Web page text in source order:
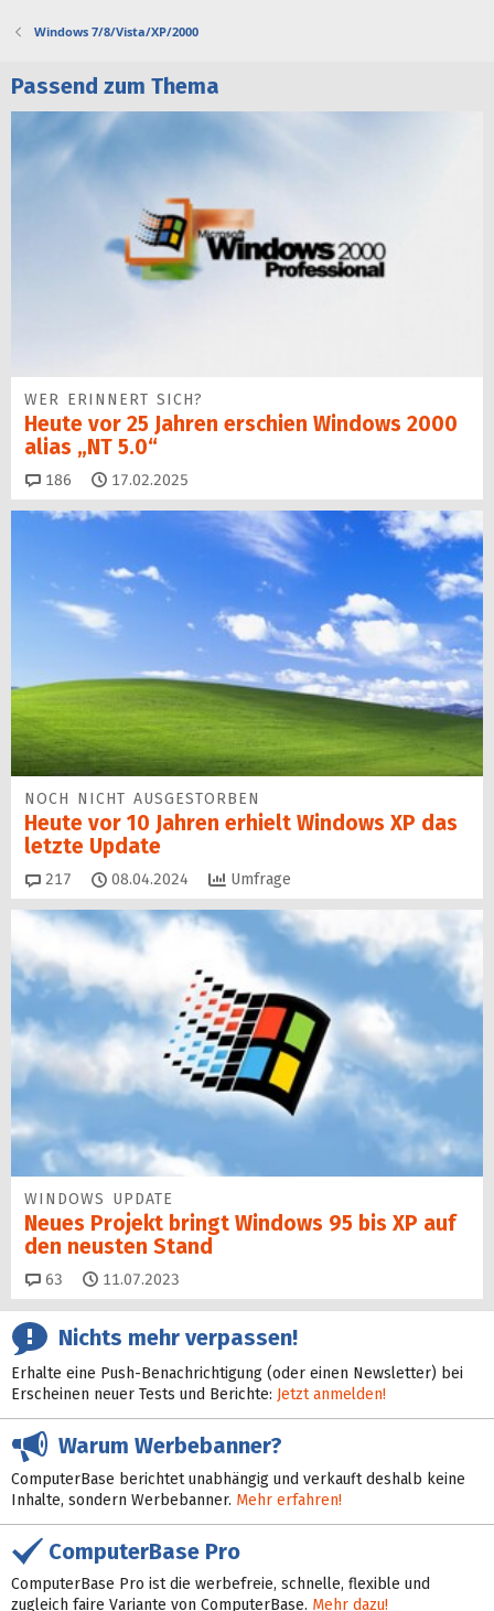
Windows 7/8/Vista/XP/2000
Passend zum Thema
WER ERINNERT SICH?
Heute vor 25 Jahren erschien Windows 2000
alias „NT 5.0“
186 Kommentare
17.02.2025
NOCH NICHT AUSGESTORBEN
Heute vor 10 Jahren erhielt Windows XP das
letzte Update
217 Kommentare
08.04.2024 Umfrage
WINDOWS UPDATE
Neues Projekt bringt Windows 95 bis XP auf
den neusten Stand
63 Kommentare
11.07.2023
Nichts mehr verpassen!
Erhalte eine Push-Benachrichtigung (oder einen Newsletter) bei
Erscheinen neuer Tests und Berichte: Jetzt anmelden!
Warum Werbebanner?
ComputerBase berichtet unabhängig und verkauft deshalb keine
Inhalte, sondern Werbebanner. Mehr erfahren!
ComputerBase Pro
ComputerBase Pro ist die werbefreie, schnelle, flexible und
zugleich faire Variante von ComputerBase. Mehr dazu!